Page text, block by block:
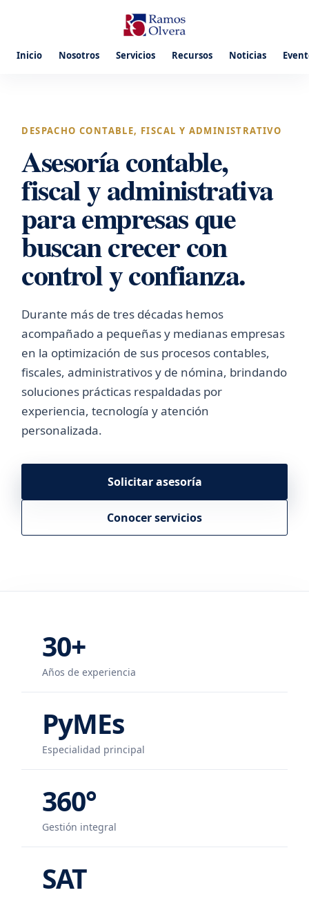
Inicio Nosotros Servicios Recursos Noticias
DESPACHO CONTABLE, FISCAL Y ADMINISTRATIVO
Asesoría contable,
fiscal y administrativa
para empresas que
buscan crecer con
control y confianza.
Durante más de tres décadas hemos
acompañado a pequeñas y medianas empresas
en la optimización de sus procesos contables,
fiscales, administrativos y de nómina, brindando
soluciones prácticas respaldadas por
experiencia, tecnología y atención
personalizada.
Solicitar asesoría
Conocer servicios
30+
Años de experiencia
PyMEs
Especialidad principal
360°
Gestión integral
SAT